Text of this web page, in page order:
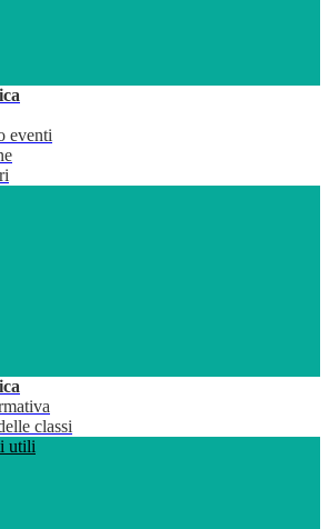
eventi
classi
utili